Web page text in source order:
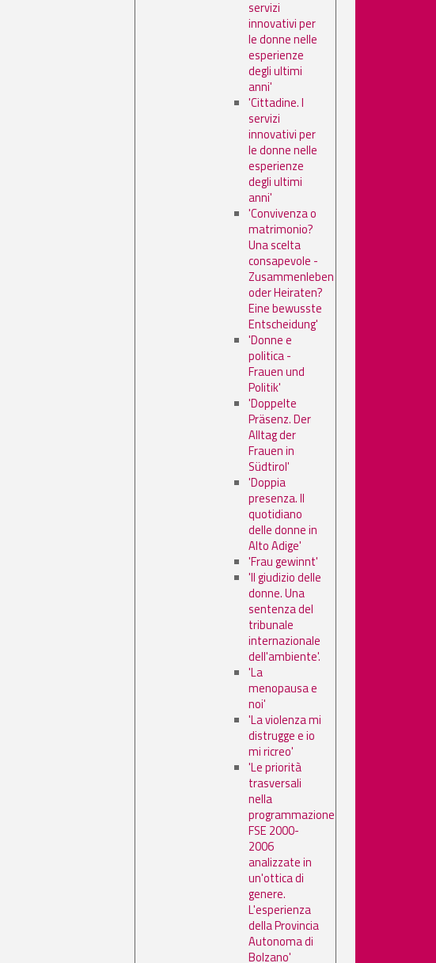
servizi
innovativi per
le donne nelle
esperienze
degli ultimi
anni'
'Cittadine. I
servizi
innovativi per
le donne nelle
esperienze
degli ultimi
anni'
'Convivenza o
matrimonio?
Una scelta
consapevole -
Zusammenleben
oder Heiraten?
Eine bewusste
Entscheidung'
'Donne e
politica -
Frauen und
Politik'
'Doppelte
Präsenz. Der
Alltag der
Frauen in
Südtirol'
'Doppia
presenza. Il
quotidiano
delle donne in
Alto Adige'
'Frau gewinnt'
'Il giudizio delle
donne. Una
sentenza del
tribunale
internazionale
dell'ambiente'.
'La
menopausa e
noi'
'La violenza mi
distrugge e io
mi ricreo'
'Le priorità
trasversali
nella
programmazione
FSE 2000-
2006
analizzate in
un'ottica di
genere.
L'esperienza
della Provincia
Autonoma di
Bolzano'